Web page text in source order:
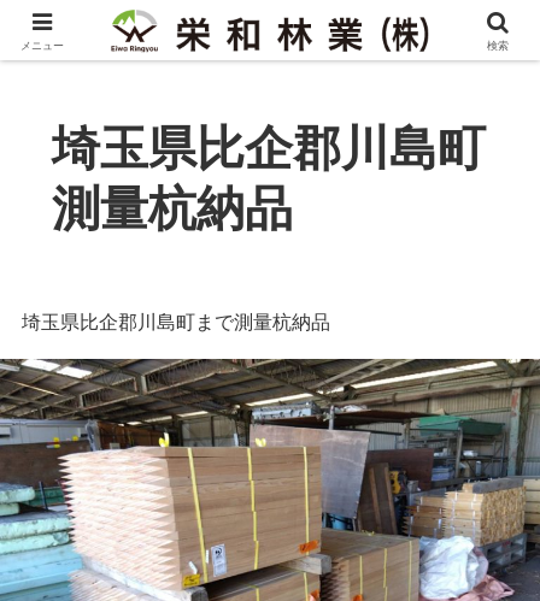
埼玉県比企郡川島町
測量杭納品
埼玉県比企郡川島町まで測量杭納品
メニュー 検索